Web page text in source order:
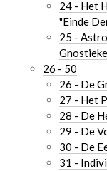
24 - Het
"Einde
25 -
26 - 50
26 - De
27 - Het
28 - De
29 - De
30 - De
31 -